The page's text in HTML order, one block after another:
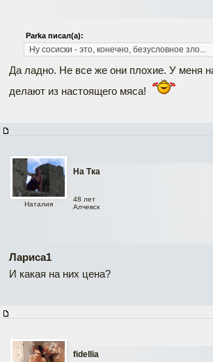
Parka писал(а):
Ну сосиски - это, конечно, безусловное зло...
Да ладно. Не все же они плохие. У меня
делают из настоящего мяса!
На Тка
Наталия
48 лет
Алчевск
Лариса1
И какая на них цена?
fidellia